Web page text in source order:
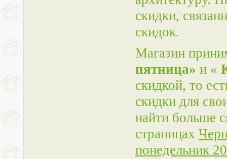
скидки,
скидок.
Магазин
пятница» и «
скидкой, то
скидки для
найти больше
страницах
понедельник